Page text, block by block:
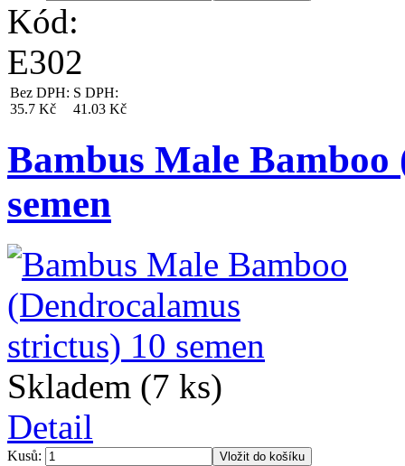
Kód:
E302
Bez DPH:
35.7 Kč
S DPH:
41.03 Kč
Bambus Male
semen
Skladem (7 ks)
Detail
Kusů: